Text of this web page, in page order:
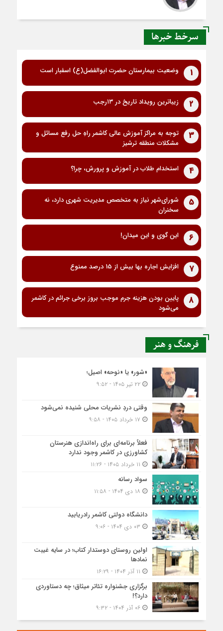
سرخط خبرها
1 وضعیت بیمارستان حضرت ابوالفضل(ع) اسفبار است
2 زیباترین رویداد تاریخ در ۱۳رجب
3
توجه به مراکز آموزش عالی کاشمر راهِ حل رفع مسائل و
مشکلات منطقه ترشیز
4 استخدام طلاب در آموزش و پرورش، چرا؟
5
شورای‌شهر نیاز به متخصص مدیریت شهری دارد، نه
سخنران
6 این گوی و این میدان!
7 افزایش اجاره بها بیش از 15 درصد ممنوع
8
پایین بودن هزینه جرم موجب بروز برخی جرائم در کاشمر
می‌شود
فرهنگ و هنر
«شور» یا «نوحه» اصیل؛
۲۲ تیر ۱۴۰۵ - ۹:۵۲
وقتی دردِ نشریات محلی شنیده نمی‌شود
فعلاً برنامه‌ای برای راه‌اندازی هنرستان
کشاورزی در کاشمر وجود ندارد
سواد رسانه
دانشگاه دولتی کاشمر‌ رادریابید
اولین روستای دوستدار کتاب؛ در سایه غیبت
نمادها
برگزاری جشنواره تئاتر میثاق؛ چه دستاوردی
دارد؟!
۰۶ آذر ۱۴۰۴ - ۹:۳۲